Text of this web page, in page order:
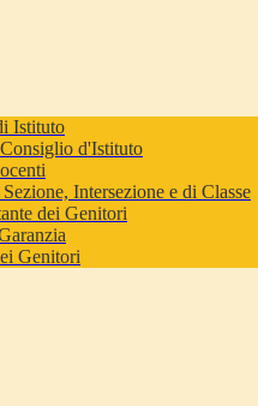
Istituto
d'Istituto
Intersezione e di Classe
dei Genitori
Genitori